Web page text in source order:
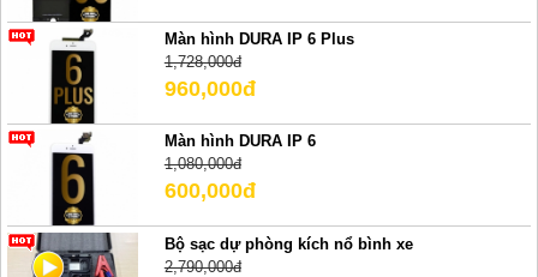
Màn hình DURA IP 6 Plus
1,728,000đ
960,000đ
Màn hình DURA IP 6
1,080,000đ
600,000đ
Bộ sạc dự phòng kích nổ bình xe
2,790,000đ